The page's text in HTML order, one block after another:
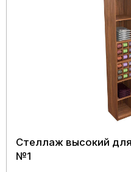
Стеллаж высокий
№1